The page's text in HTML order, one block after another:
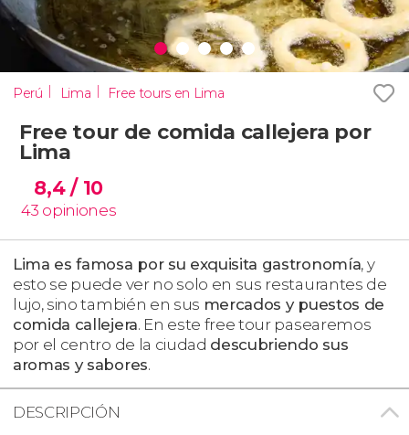
Perú Lima Free tours en Lima
Free tour de comida callejera por
Lima
8,4/ 10
43 opiniones
Lima es famosa por su exquisita gastronomía, y
esto se puede ver no solo en sus restaurantes de
lujo, sino también en sus mercados y puestos de
comida callejera. En este free tour pasearemos
por el centro de la ciudad descubriendo sus
aromas y sabores.
DESCRIPCIÓN